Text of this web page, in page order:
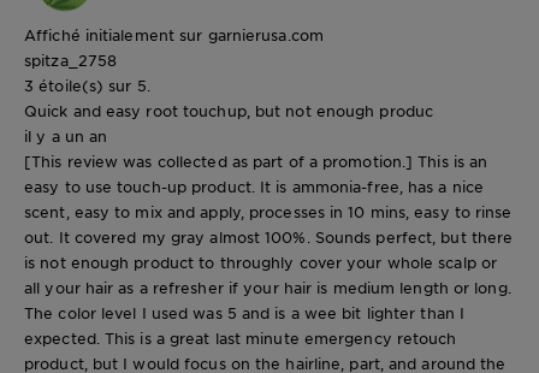
Affiché initialement sur garnierusa.com
spitza_2758
3 étoile(s) sur 5.
Quick and easy root touchup, but not enough produc
il y a un an
[This review was collected as part of a promotion.] This is an
easy to use touch-up product. It is ammonia-free, has a nice
scent, easy to mix and apply, processes in 10 mins, easy to rinse
out. It covered my gray almost 100%. Sounds perfect, but there
is not enough product to throughly cover your whole scalp or
all your hair as a refresher if your hair is medium length or long.
The color level I used was 5 and is a wee bit lighter than I
expected. This is a great last minute emergency retouch
product, but I would focus on the hairline, part, and around the